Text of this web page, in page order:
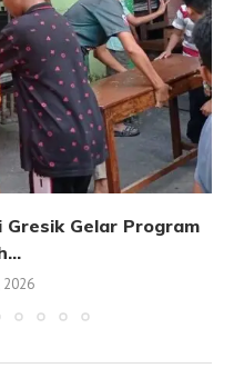
Gresik Gelar Program
2026